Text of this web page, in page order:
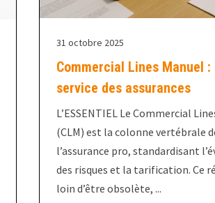
31 octobre 2025
Commercial Lines Manuel :
service des assurances
L’ESSENTIEL Le Commercial
(CLM) est la colonne vertébrale
l’assurance pro, standardisant
des risques et la tarification. Ce
loin d’être obsolète, ...